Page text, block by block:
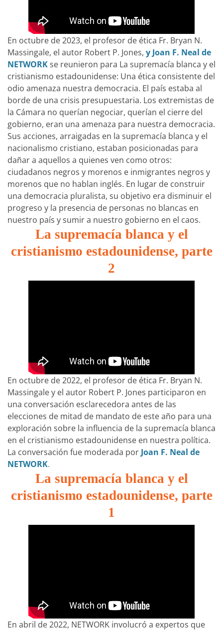
En octubre de 2023, el profesor de ética Fr. Bryan N.
Massingale, el autor Robert P. Jones, y Joan F. Neal de
NETWORKse reunieron para La supremacía blanca y el
cristianismo estadounidense: Una ética consistente del
odio amenaza nuestra democracia. El país estaba al
borde de una crisis presupuestaria. Los extremistas de
la Cámara no querían negociar, querían el cierre del
gobierno, eran una amenaza para nuestra democracia.
Sus acciones, arraigadas en la supremacía blanca y el
nacionalismo cristiano, estaban posicionadas para
dañar a aquellos a quienes ven como otros:
ciudadanos negros y morenos e inmigrantes negros y
morenos que no hablan inglés. En lugar de construir
una democracia pluralista, su objetivo era disminuir el
progreso y la presencia de personas no blancas en
nuestro país y sumir a nuestro gobierno en el caos.
La supremacía blanca y el
cristianismo estadounidense, parte
2
En octubre de 2022, el profesor de ética Fr. Bryan N.
Massingale y el autor Robert P. Jones participaron en
una conversación esclarecedora antes de las
elecciones de mitad de mandato de este año para una
exploración sobre la influencia de la supremacía blanca
en el cristianismo estadounidense en nuestra política.
La conversación fue moderada por Joan F. Neal de
NETWORK.
La supremacía blanca y el
cristianismo estadounidense, parte
1
En abril de 2022, NETWORK involucró a expertos que